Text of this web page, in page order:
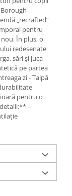
„recrafted”
pentru
În plus, o
redesenate
sări și juca
pe partea
zi - Talpă
pentru o
-